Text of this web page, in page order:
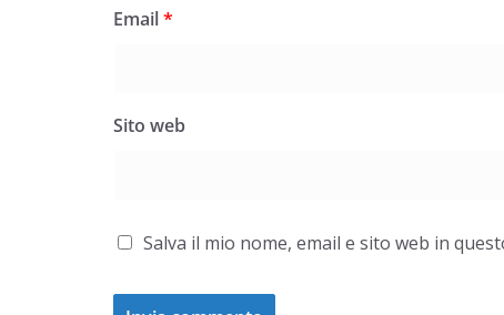
Email*
Sito web
Salva il mio nome, email e sito web in